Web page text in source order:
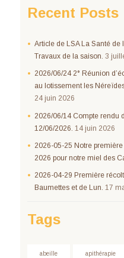
Recent Posts
Article de LSA La Santé de
Travaux de la saison. 3
2026/06/24 2° Réunion
au lotissement les
24 juin 2026
2026/06/14 Compte rendu
12/06/2026. 14 juin 2026
2026-05-25 Notre
2026 pour notre miel des
2026-04-29 Première
Baumettes et de Lun. 17
Tags
abeille apithérapie